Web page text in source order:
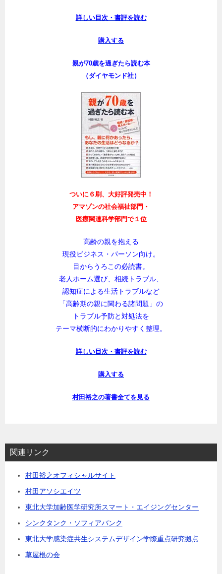
詳しい目次・書評を読む
購入する
親が70歳を過ぎたら読む本
（ダイヤモンド社）
ついに６刷、大好評発売中！
アマゾンの社会福祉部門・
医療関連科学部門で１位
高齢の親を抱える
現役ビジネス・パーソン向け。
目からうろこの必読書。
老人ホーム選び、相続トラブル、
認知症による生活トラブルなど
「高齢期の親に関わる諸問題」の
トラブル予防と対処法を
テーマ横断的にわかりやすく整理。
詳しい目次・書評を読む
購入する
村田裕之の著書全てを見る
関連リンク
村田裕之オフィシャルサイト
村田アソシエイツ
東北大学加齢医学研究所スマート・エイジングセンター
シンクタンク・ソフィアバンク
東北大学感染症共生システムデザイン学際重点研究拠点
草屋根の会